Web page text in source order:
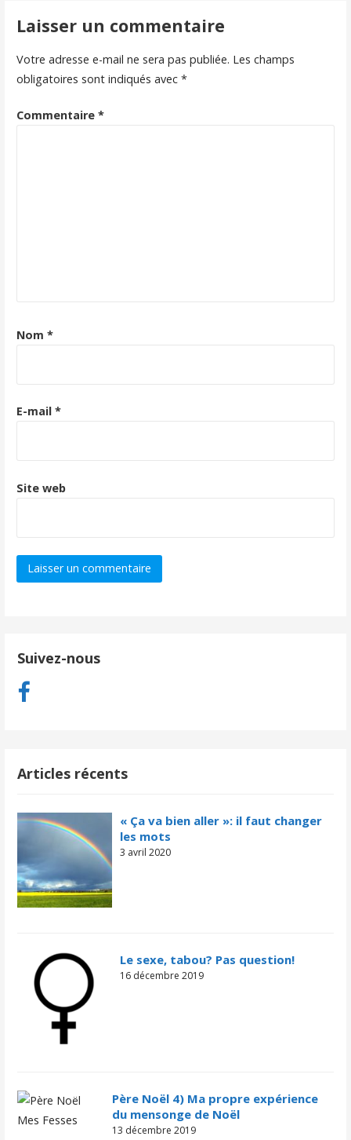
l’article
Laisser un commentaire
Votre adresse e-mail ne sera pas publiée. Les champs
obligatoires sont indiqués avec *
Commentaire *
Nom *
E-mail *
Site web
Suivez-nous
Articles récents
« Ça va bien aller »: il faut changer
les mots
3 avril 2020
Le sexe, tabou? Pas question!
16 décembre 2019
Père Noël 4) Ma propre expérience
du mensonge de Noël
13 décembre 2019